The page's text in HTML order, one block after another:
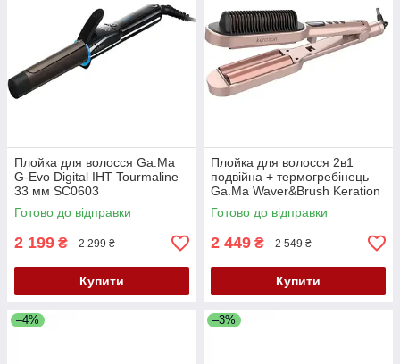
Плойка для волосся Ga.Ma
G-Evo Digital IHT Tourmaline
33 мм SC0603
Готово до відправки
2 199 ₴ 2 299 ₴
Купити
Плойка для волосся 2в1
подвійна + термогребінець
Ga.Ma Waver&Brush Keration
GI1901
Готово до відправки
2 449 ₴ 2 549 ₴
Купити
–4% –3%